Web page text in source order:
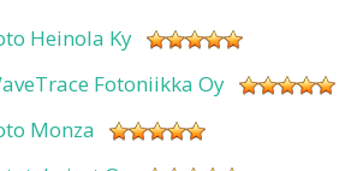
Heinola Ky
Fotoniikka Oy
Monza